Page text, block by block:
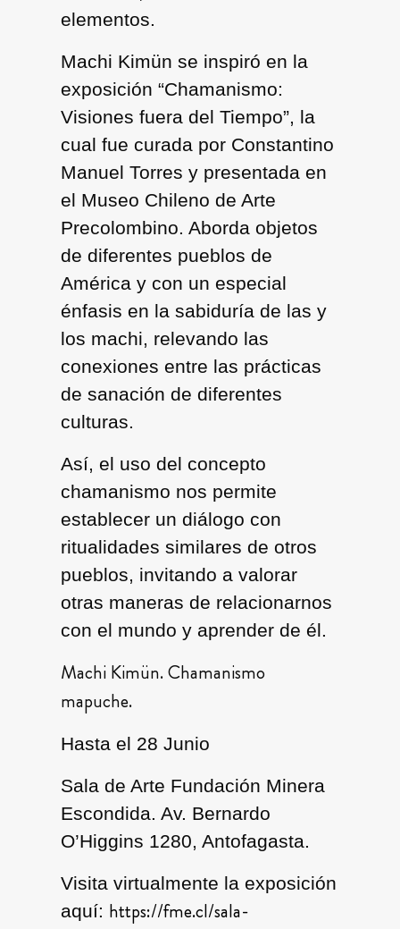
elementos.
Machi Kimün se inspiró en la
exposición “Chamanismo:
Visiones fuera del Tiempo”, la
cual fue curada por Constantino
Manuel Torres y presentada en
el Museo Chileno de Arte
Precolombino. Aborda objetos
de diferentes pueblos de
América y con un especial
énfasis en la sabiduría de las y
los machi, relevando las
conexiones entre las prácticas
de sanación de diferentes
culturas.
Así, el uso del concepto
chamanismo nos permite
establecer un diálogo con
ritualidades similares de otros
pueblos, invitando a valorar
otras maneras de relacionarnos
con el mundo y aprender de él.
Machi Kimün. Chamanismo
mapuche.
Hasta el 28 Junio
Sala de Arte Fundación Minera
Escondida. Av. Bernardo
O’Higgins 1280, Antofagasta.
Visita virtualmente la exposición
aquí: https://fme.cl/sala-